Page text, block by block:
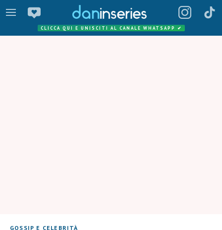
CLICCA QUI E UNISCITI AL CANALE WHATSAPP ✔
GOSSIP E CELEBRITÀ